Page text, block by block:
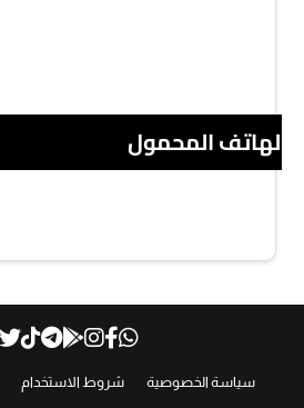
الهاتف المحمول
سياسة الخصوصية شروط الاستخدام